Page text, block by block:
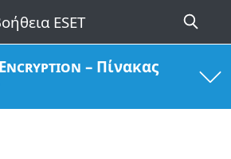
– Πίνακας